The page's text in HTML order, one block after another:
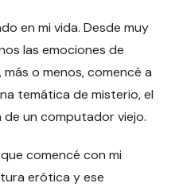
en mi vida. Desde muy
las emociones de
o menos, comencé a
temática de misterio, el
de un computador viejo.
comencé con mi
erótica y ese